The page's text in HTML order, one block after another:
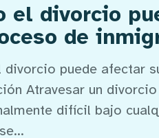
el divorcio
de
divorcio puede afectar
Atravesar un
difícil bajo